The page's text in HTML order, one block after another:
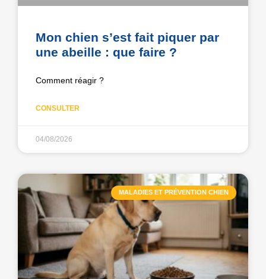
Mon chien s’est fait piquer par
une abeille : que faire ?
Comment réagir ?
CONSULTER
04/08/2026
MALADIES ET PRÉVENTION CHIEN